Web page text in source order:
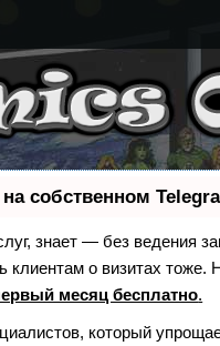
собственном
знает — без ведения
клиентам о визитах
месяц бесплатно.
который